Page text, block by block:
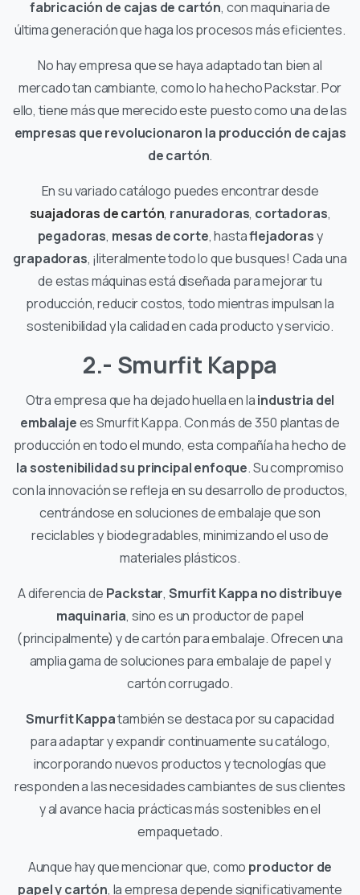
fabricación de cajas de cartón, con maquinaria de
última generación que haga los procesos más eficientes.
No hay empresa que se haya adaptado tan bien al
mercado tan cambiante, como lo ha hecho Packstar. Por
ello, tiene más que merecido este puesto como una de las
empresas que revolucionaron la producción de cajas
de cartón.
En su variado catálogo puedes encontrar desde
suajadoras de cartón, ranuradoras, cortadoras,
pegadoras, mesas de corte, hastaflejadorasy
grapadoras, ¡literalmente todo lo que busques! Cada una
de estas máquinas está diseñada para mejorar tu
producción, reducir costos, todo mientras impulsan la
sostenibilidad y la calidad en cada producto y servicio.
2.- Smurfit Kappa
Otra empresa que ha dejado huella en laindustria del
embalajees Smurfit Kappa. Con más de 350 plantas de
producción en todo el mundo, esta compañía ha hecho de
la sostenibilidad su principal enfoque. Su compromiso
con la innovación se refleja en su desarrollo de productos,
centrándose en soluciones de embalaje que son
reciclables y biodegradables, minimizando el uso de
materiales plásticos.
A diferencia de Packstar,Smurfit Kappa no distribuye
maquinaria, sino es un productor de papel
(principalmente) y de cartón para embalaje. Ofrecen una
amplia gama de soluciones para embalaje de papel y
cartón corrugado.
Smurfit Kappatambién se destaca por su capacidad
para adaptar y expandir continuamente su catálogo,
incorporando nuevos productos y tecnologías que
responden a las necesidades cambiantes de sus clientes
y al avance hacia prácticas más sostenibles en el
empaquetado.
Aunque hay que mencionar que, como productor de
papel y cartón, la empresa depende significativamente